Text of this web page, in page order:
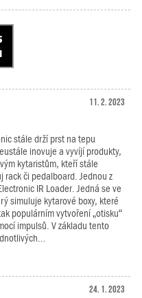
11. 2. 2023
stále drží prst na tepu
inovuje a vyvíjí produkty,
kytaristům, kteří stále
rack či pedalboard. Jednou z
IR Loader. Jedná se ve
simuluje kytarové boxy, které
populárním vytvoření „otisku“
impulsů. V základu tento
24. 1. 2023